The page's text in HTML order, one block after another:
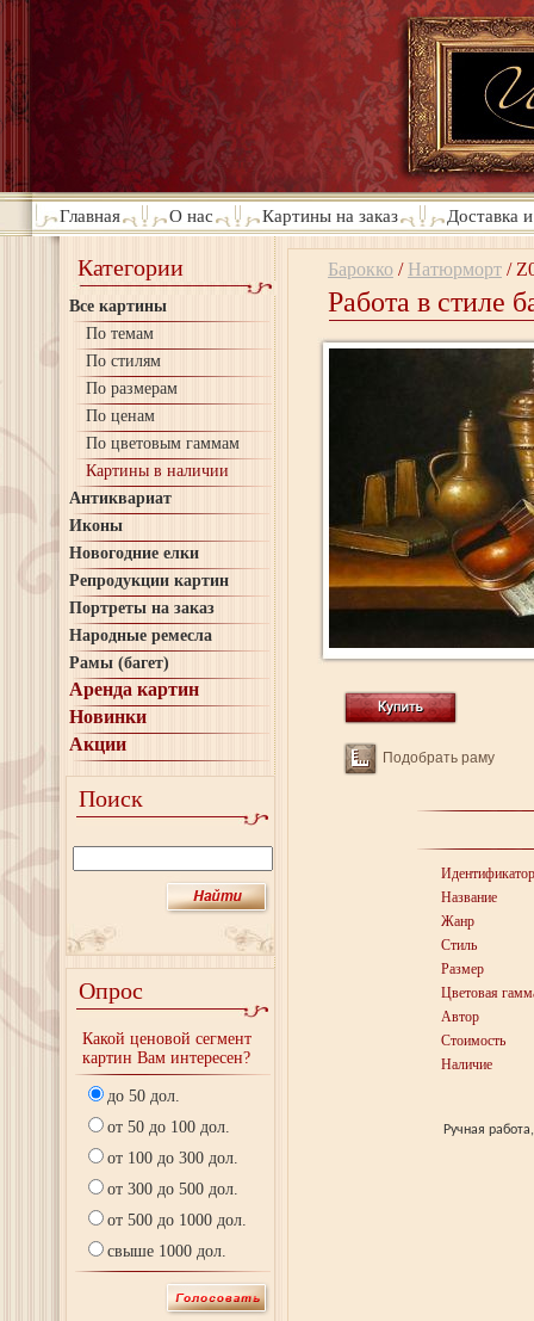
Главная О нас Картины на заказ Доставка
Категории
Все картины
По темам
По стилям
По размерам
По ценам
По цветовым гаммам
Картины в наличии
Антиквариат
Иконы
Новогодние елки
Репродукции картин
Портреты на заказ
Народные ремесла
Рамы (багет)
Аренда картин
Новинки
Акции
Поиск
Опрос
Какой ценовой сегмент
картин Вам интересен?
до 50 дол.
от 50 до 100 дол.
от 100 до 300 дол.
от 300 до 500 дол.
от 500 до 1000 дол.
свыше 1000 дол.
Барокко / Натюрморт /
Работа в стиле
Подобрать раму
Идентификатор
Название
Жанр
Стиль
Размер
Цветовая
Автор
Стоимость
Наличие
Ручная